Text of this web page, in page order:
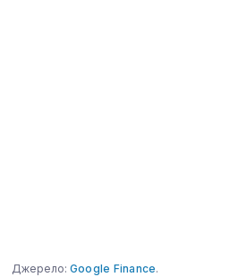
Джерело: Google Finance.